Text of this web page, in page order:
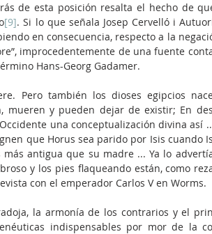
de esta posición resalta el hecho de
[9]. Si lo que señala Josep Cervelló i
en consecuencia, respecto a la
improcedentemente de una fuente
Hans-Georg Gadamer.
Pero también los dioses egipcios
mueren y pueden dejar de existir; En
una conceptualización divina así
que Horus sea parido por Isis cuando
antigua que su madre ... Ya lo
y los pies flaqueando están, como
con el emperador Carlos V en Worms.
la armonía de los contrarios y el
indispensables por mor de la